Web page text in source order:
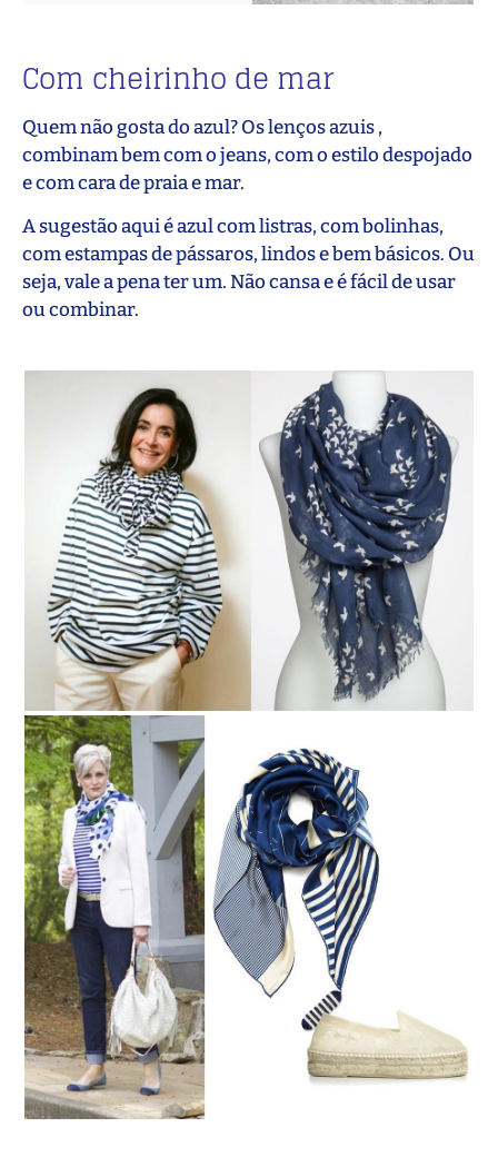
Com cheirinho de mar
Quem não gosta do azul? Os lenços azuis ,
combinam bem com o jeans, com o estilo despojado
e com cara de praia e mar.
A sugestão aqui é azul com listras, com bolinhas,
com estampas de pássaros, lindos e bem básicos. Ou
seja, vale a pena ter um. Não cansa e é fácil de usar
ou combinar.